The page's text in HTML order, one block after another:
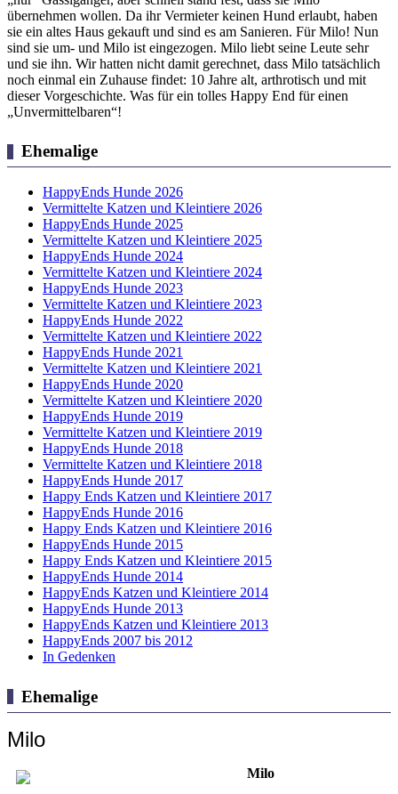
übernehmen wollen. Da ihr Vermieter keinen Hund erlaubt, haben
sie ein altes Haus gekauft und sind es am Sanieren. Für Milo! Nun
sind sie um- und Milo ist eingezogen. Milo liebt seine Leute sehr
und sie ihn. Wir hatten nicht damit gerechnet, dass Milo tatsächlich
noch einmal ein Zuhause findet: 10 Jahre alt, arthrotisch und mit
dieser Vorgeschichte. Was für ein tolles Happy End für einen
„Unvermittelbaren“!
Ehemalige
HappyEnds Hunde 2026
Vermittelte Katzen und Kleintiere 2026
HappyEnds Hunde 2025
Vermittelte Katzen und Kleintiere 2025
HappyEnds Hunde 2024
Vermittelte Katzen und Kleintiere 2024
HappyEnds Hunde 2023
Vermittelte Katzen und Kleintiere 2023
HappyEnds Hunde 2022
Vermittelte Katzen und Kleintiere 2022
HappyEnds Hunde 2021
Vermittelte Katzen und Kleintiere 2021
HappyEnds Hunde 2020
Vermittelte Katzen und Kleintiere 2020
HappyEnds Hunde 2019
Vermittelte Katzen und Kleintiere 2019
HappyEnds Hunde 2018
Vermittelte Katzen und Kleintiere 2018
HappyEnds Hunde 2017
Happy Ends Katzen und Kleintiere 2017
HappyEnds Hunde 2016
Happy Ends Katzen und Kleintiere 2016
HappyEnds Hunde 2015
Happy Ends Katzen und Kleintiere 2015
HappyEnds Hunde 2014
HappyEnds Katzen und Kleintiere 2014
HappyEnds Hunde 2013
HappyEnds Katzen und Kleintiere 2013
HappyEnds 2007 bis 2012
In Gedenken
Ehemalige
Milo
Milo